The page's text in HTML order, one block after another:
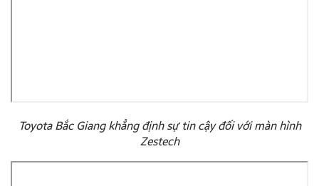
Toyota Bắc Giang khẳng định sự tin cậy đối với màn hình
Zestech